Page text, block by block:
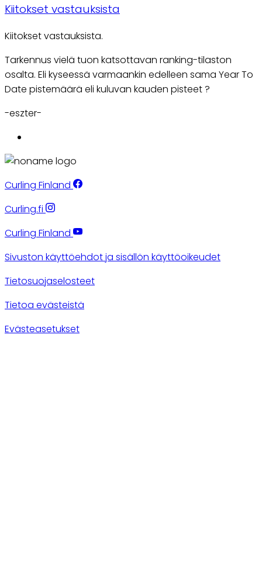
Kiitokset vastauksista
Kiitokset vastauksista.
Tarkennus vielä tuon katsottavan ranking-tilaston
osalta. Eli kyseessä varmaankin edelleen sama Year To
Date pistemäärä eli kuluvan kauden pisteet ?
-eszter-
Curling Finland
Curling.fi
Curling Finland
Sivuston käyttöehdot ja sisällön käyttöoikeudet
Tietosuojaselosteet
Tietoa evästeistä
Evästeasetukset